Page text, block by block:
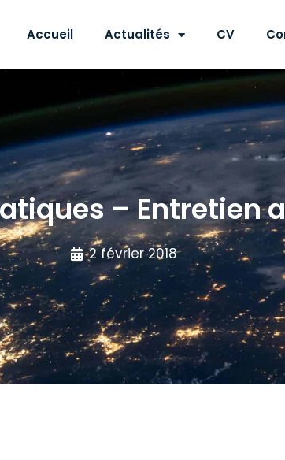
Accueil Actualités CV
– Entretien
2 février 2018